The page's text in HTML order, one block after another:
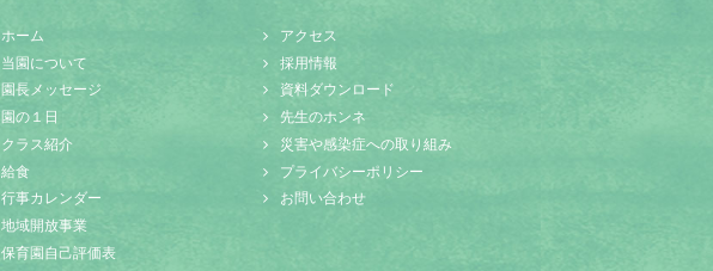
ホーム
当園について
園長メッセージ
園の１日
クラス紹介
給食
行事カレンダー
地域開放事業
保育園自己評価表
アクセス
採用情報
資料ダウンロード
先生のホンネ
災害や感染症への取り組み
プライバシーポリシー
お問い合わせ